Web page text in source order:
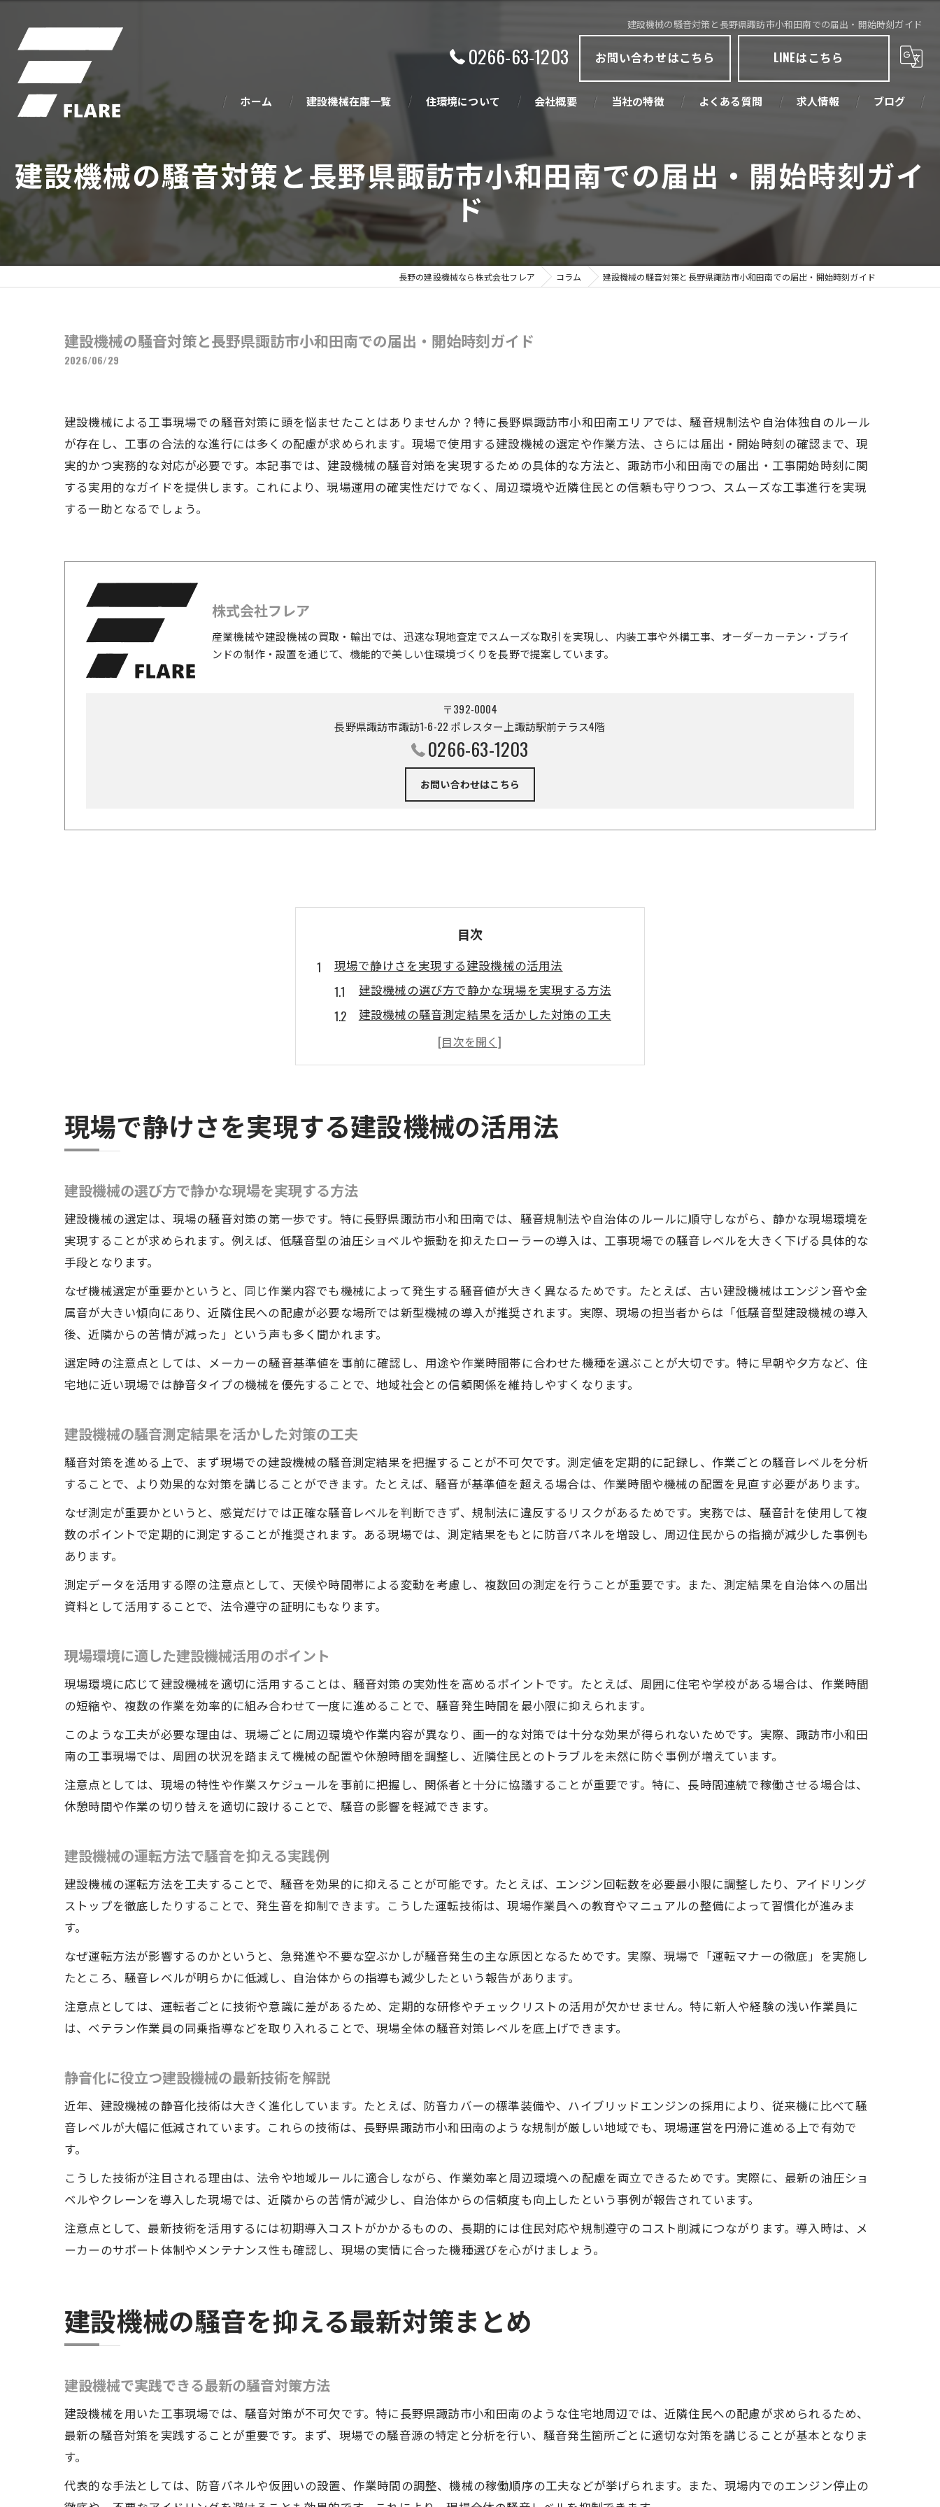
建設機械の騒音対策と長野県諏訪市小和田南での届出・開始時刻ガイド
0266-63-1203 お問い合わせはこちら LINEはこちら
ホーム 建設機械在庫一覧 住環境について 会社概要
創業の精神
当社の特徴
販売
住環境
よくある質問 求人情報 ブログ
建設機械の騒音対策と長野県諏訪市小和田南での届出・開始時刻ガイ
ド
長野の建設機械なら株式会社フレア コラム 建設機械の騒音対策と長野県諏訪市小和田南での届出・開始時刻ガイド
建設機械の騒音対策と長野県諏訪市小和田南での届出・開始時刻ガイド
2026/06/29
建設機械による工事現場での騒音対策に頭を悩ませたことはありませんか？特に長野県諏訪市小和田南エリアでは、騒音規制法や自治体独自のルール
が存在し、工事の合法的な進行には多くの配慮が求められます。現場で使用する建設機械の選定や作業方法、さらには届出・開始時刻の確認まで、現
実的かつ実務的な対応が必要です。本記事では、建設機械の騒音対策を実現するための具体的な方法と、諏訪市小和田南での届出・工事開始時刻に関
する実用的なガイドを提供します。これにより、現場運用の確実性だけでなく、周辺環境や近隣住民との信頼も守りつつ、スムーズな工事進行を実現
する一助となるでしょう。
株式会社フレア
産業機械や建設機械の買取・輸出では、迅速な現地査定でスムーズな取引を実現し、内装工事や外構工事、オーダーカーテン・ブライ
ンドの制作・設置を通じて、機能的で美しい住環境づくりを長野で提案しています。
〒392-0004
長野県諏訪市諏訪1-6-22 ポレスター上諏訪駅前テラス4階
0266-63-1203
お問い合わせはこちら
目次
現場で静けさを実現する建設機械の活用法
建設機械の選び方で静かな現場を実現する方法
建設機械の騒音測定結果を活かした対策の工夫
現場環境に適した建設機械活用のポイント
建設機械の運転方法で騒音を抑える実践例
建設機械の騒音を抑える最新対策まとめ
建設機械で実践できる最新の騒音対策方法
建設機械の整備と点検で騒音を防ぐコツ
現場ごとに最適な建設機械騒音対策の選び方
騒音規制法を守る建設機械作業時間の基準
建設機械の稼働に適した工事開始時間の考え方
建設機械の作業開始時刻に関する注意点
騒音規制法と建設機械の関係をわかりやすく解説
工事現場と建設機械の騒音ルールまとめ
建設機械選定で近隣の安心を守る方法
超低騒音型建設機械の導入メリットを解説
建設機械の静音性能が近隣環境に与える影響
建設機械選びで実現する近隣トラブル予防策
建設機械を用いた騒音低減作業の実践法
作業手順を工夫して建設機械の騒音を抑える
防音シートの設置と建設機械の組み合わせ例
届出手続きと建設機械選びの実践ガイド
建設機械の選定と書類提出時に注意すべき点
工事開始前に建設機械の届出を確実に行う方法
現場で静けさを実現する建設機械の活用法
建設機械の選び方で静かな現場を実現する方法
建設機械の選定は、現場の騒音対策の第一歩です。特に長野県諏訪市小和田南では、騒音規制法や自治体のルールに順守しながら、静かな現場環境を
実現することが求められます。例えば、低騒音型の油圧ショベルや振動を抑えたローラーの導入は、工事現場での騒音レベルを大きく下げる具体的な
手段となります。
なぜ機械選定が重要かというと、同じ作業内容でも機械によって発生する騒音値が大きく異なるためです。たとえば、古い建設機械はエンジン音や金
属音が大きい傾向にあり、近隣住民への配慮が必要な場所では新型機械の導入が推奨されます。実際、現場の担当者からは「低騒音型建設機械の導入
後、近隣からの苦情が減った」という声も多く聞かれます。
選定時の注意点としては、メーカーの騒音基準値を事前に確認し、用途や作業時間帯に合わせた機種を選ぶことが大切です。特に早朝や夕方など、住
宅地に近い現場では静音タイプの機械を優先することで、地域社会との信頼関係を維持しやすくなります。
建設機械の騒音測定結果を活かした対策の工夫
騒音対策を進める上で、まず現場での建設機械の騒音測定結果を把握することが不可欠です。測定値を定期的に記録し、作業ごとの騒音レベルを分析
することで、より効果的な対策を講じることができます。たとえば、騒音が基準値を超える場合は、作業時間や機械の配置を見直す必要があります。
なぜ測定が重要かというと、感覚だけでは正確な騒音レベルを判断できず、規制法に違反するリスクがあるためです。実務では、騒音計を使用して複
数のポイントで定期的に測定することが推奨されます。ある現場では、測定結果をもとに防音パネルを増設し、周辺住民からの指摘が減少した事例も
あります。
測定データを活用する際の注意点として、天候や時間帯による変動を考慮し、複数回の測定を行うことが重要です。また、測定結果を自治体への届出
資料として活用することで、法令遵守の証明にもなります。
現場環境に適した建設機械活用のポイント
現場環境に応じて建設機械を適切に活用することは、騒音対策の実効性を高めるポイントです。たとえば、周囲に住宅や学校がある場合は、作業時間
の短縮や、複数の作業を効率的に組み合わせて一度に進めることで、騒音発生時間を最小限に抑えられます。
このような工夫が必要な理由は、現場ごとに周辺環境や作業内容が異なり、画一的な対策では十分な効果が得られないためです。実際、諏訪市小和田
南の工事現場では、周囲の状況を踏まえて機械の配置や休憩時間を調整し、近隣住民とのトラブルを未然に防ぐ事例が増えています。
注意点としては、現場の特性や作業スケジュールを事前に把握し、関係者と十分に協議することが重要です。特に、長時間連続で稼働させる場合は、
休憩時間や作業の切り替えを適切に設けることで、騒音の影響を軽減できます。
建設機械の運転方法で騒音を抑える実践例
建設機械の運転方法を工夫することで、騒音を効果的に抑えることが可能です。たとえば、エンジン回転数を必要最小限に調整したり、アイドリング
ストップを徹底したりすることで、発生音を抑制できます。こうした運転技術は、現場作業員への教育やマニュアルの整備によって習慣化が進みま
す。
なぜ運転方法が影響するのかというと、急発進や不要な空ぶかしが騒音発生の主な原因となるためです。実際、現場で「運転マナーの徹底」を実施し
たところ、騒音レベルが明らかに低減し、自治体からの指導も減少したという報告があります。
注意点としては、運転者ごとに技術や意識に差があるため、定期的な研修やチェックリストの活用が欠かせません。特に新人や経験の浅い作業員に
は、ベテラン作業員の同乗指導などを取り入れることで、現場全体の騒音対策レベルを底上げできます。
静音化に役立つ建設機械の最新技術を解説
近年、建設機械の静音化技術は大きく進化しています。たとえば、防音カバーの標準装備や、ハイブリッドエンジンの採用により、従来機に比べて騒
音レベルが大幅に低減されています。これらの技術は、長野県諏訪市小和田南のような規制が厳しい地域でも、現場運営を円滑に進める上で有効で
す。
こうした技術が注目される理由は、法令や地域ルールに適合しながら、作業効率と周辺環境への配慮を両立できるためです。実際に、最新の油圧ショ
ベルやクレーンを導入した現場では、近隣からの苦情が減少し、自治体からの信頼度も向上したという事例が報告されています。
注意点として、最新技術を活用するには初期導入コストがかかるものの、長期的には住民対応や規制遵守のコスト削減につながります。導入時は、メ
ーカーのサポート体制やメンテナンス性も確認し、現場の実情に合った機種選びを心がけましょう。
建設機械の騒音を抑える最新対策まとめ
建設機械で実践できる最新の騒音対策方法
建設機械を用いた工事現場では、騒音対策が不可欠です。特に長野県諏訪市小和田南のような住宅地周辺では、近隣住民への配慮が求められるため、
最新の騒音対策を実践することが重要です。まず、現場での騒音源の特定と分析を行い、騒音発生箇所ごとに適切な対策を講じることが基本となりま
す。
代表的な手法としては、防音パネルや仮囲いの設置、作業時間の調整、機械の稼働順序の工夫などが挙げられます。また、現場内でのエンジン停止の